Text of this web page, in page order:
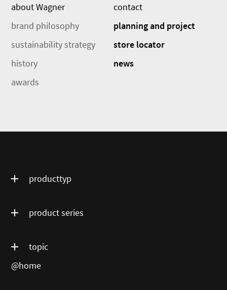
about Wagner
brand philosophy
sustainability strategy
history
awards
contact
planning and project
store locator
news
producttyp
product series
topic
@home